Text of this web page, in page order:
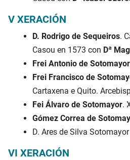
V XERACIÓN
D. Rodrigo de Sequeiros.
Casou en 1573 con Dª
Frei Antonio de Sotomayor
Frei Francisco de
Cartaxena e Quito.
Fei Álvaro de Sotomayor.
Gómez Correa de
D. Ares de Silva Sotomayor
VI XERACIÓN